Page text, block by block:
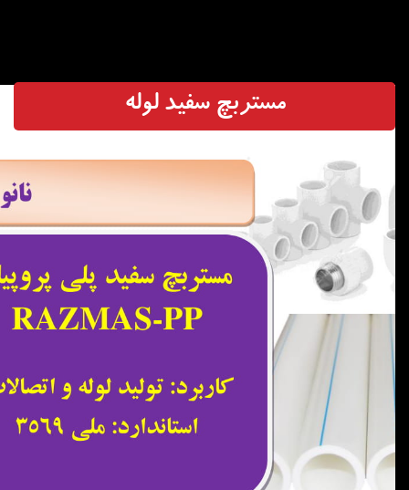
مستربچ سفید لوله